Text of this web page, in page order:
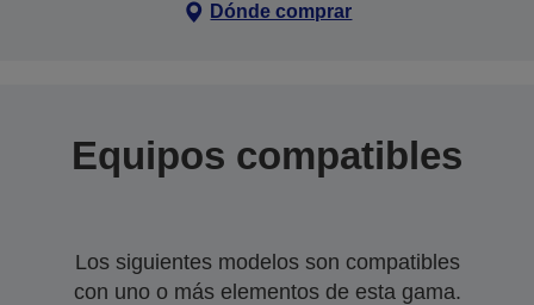
Dónde comprar
Equipos compatibles
Los siguientes modelos son compatibles
con uno o más elementos de esta gama.